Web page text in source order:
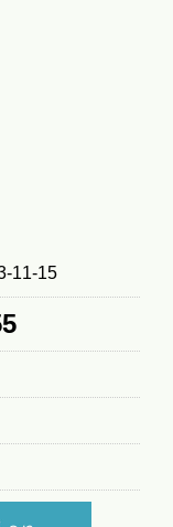
11-15